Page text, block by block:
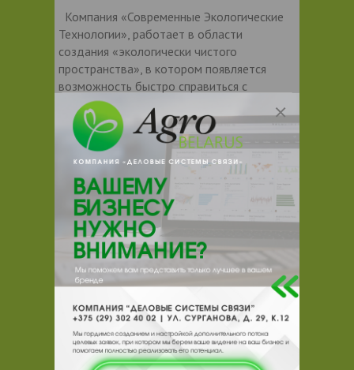
Компания «Современные Экологические
Технологии», работает в области
создания «экологически чистого
пространства», в котором появляется
возможность быстро справиться с
растущими объемами отходов и в тоже
время сократить чрезмерное потребление
воды и снизить объем выброса углерода.
Головная компания-производитель SET
(Масдар-Сити, ОАЭ) - является ведущей
компанией, занимающейся разработкой
передовой технологии,
специализирующейся на сокращении
органических отходов в
непосредственном месте их образования.
Научные исследования и испытания
проводятся учеными и инженерами
Компании в лабораториях ОАЭ и Англии,
производственные мощности размещены
в Южной Кореи и Индии.